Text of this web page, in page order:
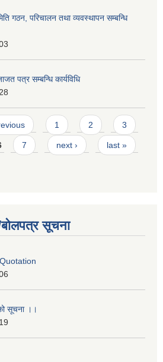
गठन, परिचालन तथा व्यवस्थापन सम्बन्धि
पत्र सम्बन्धि कार्यविधि
1 2 3
7 next › last »
सूचना
सूचना ।।